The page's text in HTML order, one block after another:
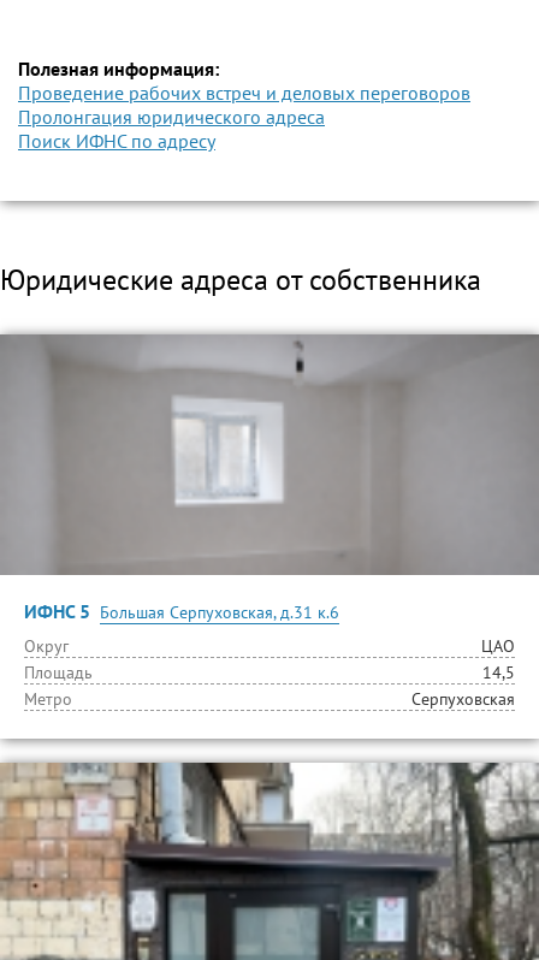
Полезная информация:
Проведение рабочих встреч и деловых переговоров
Пролонгация юридического адреса
Поиск ИФНС по адресу
Юридические адреса от собственника
ИФНС 5 Большая Серпуховская, д.31 к.6
Округ
ЦАО
Площадь
14,5
Метро
Серпуховская